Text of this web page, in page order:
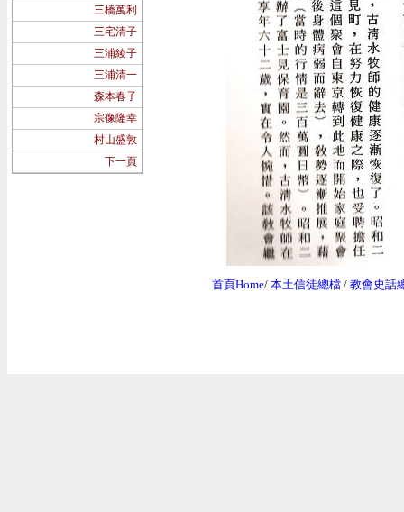
三橋萬利
三宅清子
三浦綾子
三浦清一
森本春子
宗像隆幸
村山盛敦
下一頁
首頁Home/ 本土信徒總檔 / 教會史話